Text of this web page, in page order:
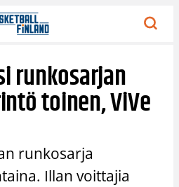
runkosarjan
toinen, ViVe
runkosarja
Illan voittajia